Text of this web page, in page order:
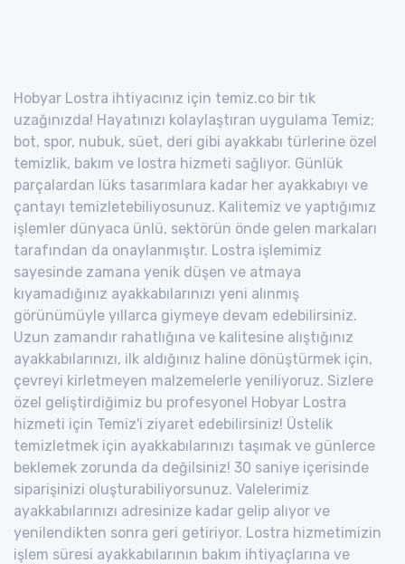
Hobyar Lostra ihtiyacınız için temiz.co bir tık
uzağınızda! Hayatınızı kolaylaştıran uygulama Temiz;
bot, spor, nubuk, süet, deri gibi ayakkabı türlerine özel
temizlik, bakım ve lostra hizmeti sağlıyor. Günlük
parçalardan lüks tasarımlara kadar her ayakkabıyı ve
çantayı temizletebiliyosunuz. Kalitemiz ve yaptığımız
işlemler dünyaca ünlü, sektörün önde gelen markaları
tarafından da onaylanmıştır. Lostra işlemimiz
sayesinde zamana yenik düşen ve atmaya
kıyamadığınız ayakkabılarınızı yeni alınmış
görünümüyle yıllarca giymeye devam edebilirsiniz.
Uzun zamandır rahatlığına ve kalitesine alıştığınız
ayakkabılarınızı, ilk aldığınız haline dönüştürmek için,
çevreyi kirletmeyen malzemelerle yeniliyoruz. Sizlere
özel geliştirdiğimiz bu profesyonel Hobyar Lostra
hizmeti için Temiz'i ziyaret edebilirsiniz! Üstelik
temizletmek için ayakkabılarınızı taşımak ve günlerce
beklemek zorunda da değilsiniz! 30 saniye içerisinde
siparişinizi oluşturabiliyorsunuz. Valelerimiz
ayakkabılarınızı adresinize kadar gelip alıyor ve
yenilendikten sonra geri getiriyor. Lostra hizmetimizin
işlem süresi ayakkabılarının bakım ihtiyaçlarına ve